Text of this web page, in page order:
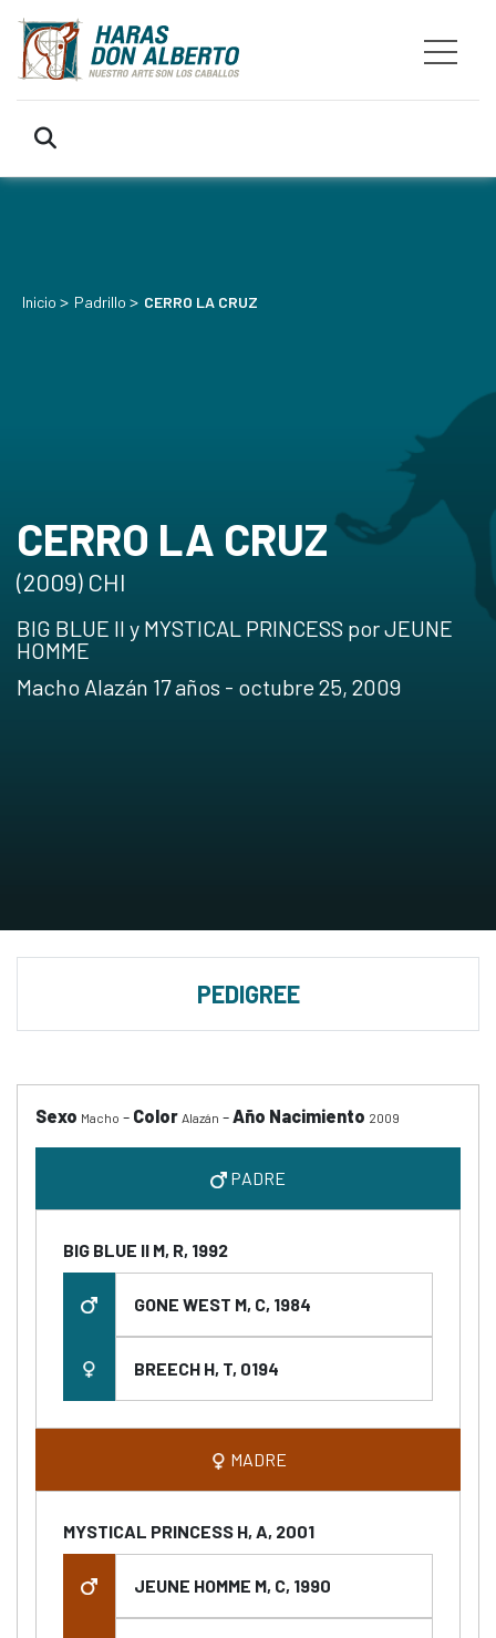
Inicio > Padrillo > CERRO LA CRUZ
CERRO LA CRUZ
(2009) CHI
BIG BLUE II y MYSTICAL PRINCESS por JEUNE
HOMME
Macho Alazán 17 años - octubre 25, 2009
PEDIGREE
Sexo Macho - Color Alazán -Año Nacimiento 2009
PADRE
BIG BLUE II M, R, 1992
GONE WEST M, C, 1984
BREECH H, T, 0194
MADRE
MYSTICAL PRINCESS H, A, 2001
JEUNE HOMME M, C, 1990